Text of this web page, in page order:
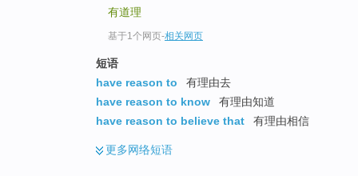
有道理
基于1个网页-相关网页
短语
have reason to
有理由去
have reason to know
有理由知道
have reason to believe that
有理由相信
更多网络短语